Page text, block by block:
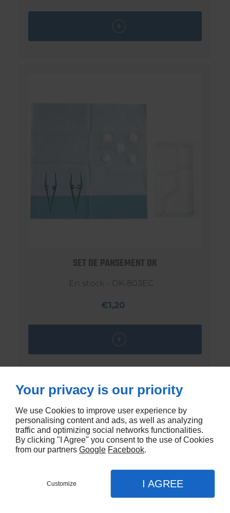
SET DE PANSEMENT DK
En stock - DK-803EC
€1,20
Your privacy is our priority
We use Cookies to improve user experience by
personalising content and ads, as well as analyzing
traffic and optimizing social networks functionalities.
By clicking "I Agree" you consent to the use of Cookies
from our partners Google Facebook.
Customize I AGREE